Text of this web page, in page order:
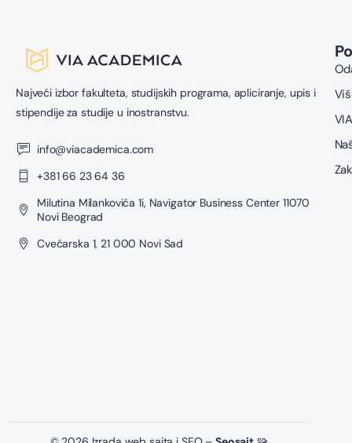
Najveći izbor fakulteta, studijskih programa, apliciranje, upis i
stipendije za studije u inostranstvu.
info@viacademica.com
+381 66 23 64 36
Milutina Milankovića 1i, Navigator Business Center 11070
Novi Beograd
Cvećarska 1, 21 000 Novi Sad